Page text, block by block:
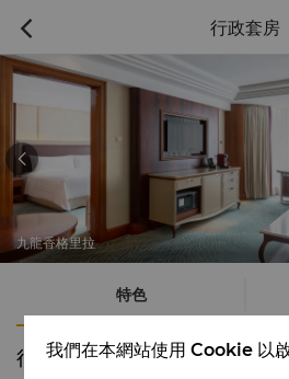
 行政套房
九龍香格里拉

特色
行政套房
我們在本網站使用 Cookie 以